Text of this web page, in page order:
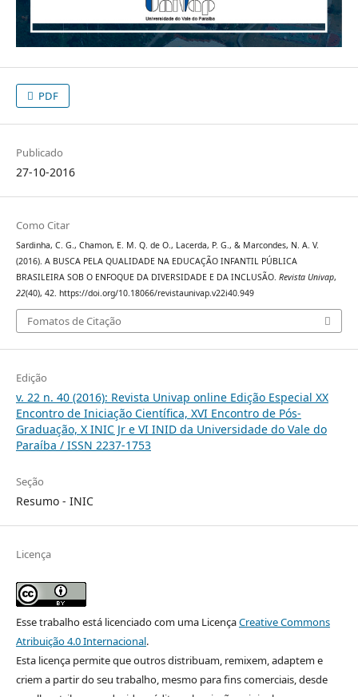
PDF
Publicado
27-10-2016
Como Citar
Sardinha, C. G., Chamon, E. M. Q. de O., Lacerda, P. G., & Marcondes, N. A. V.
(2016). A BUSCA PELA QUALIDADE NA EDUCAÇÃO INFANTIL PÚBLICA
BRASILEIRA SOB O ENFOQUE DA DIVERSIDADE E DA INCLUSÃO. Revista Univap,
22(40), 42. https://doi.org/10.18066/revistaunivap.v22i40.949
Fomatos de Citação
Edição
v. 22 n. 40 (2016): Revista Univap online Edição Especial XX
Encontro de Iniciação Científica, XVI Encontro de Pós-
Graduação, X INIC Jr e VI INID da Universidade do Vale do
Paraíba / ISSN 2237-1753
Seção
Resumo - INIC
Licença
Esse trabalho está licenciado com uma LicençaCreative Commons
Atribuição 4.0 Internacional.
Esta licença permite que outros distribuam, remixem, adaptem e
criem a partir do seu trabalho, mesmo para fins comerciais, desde